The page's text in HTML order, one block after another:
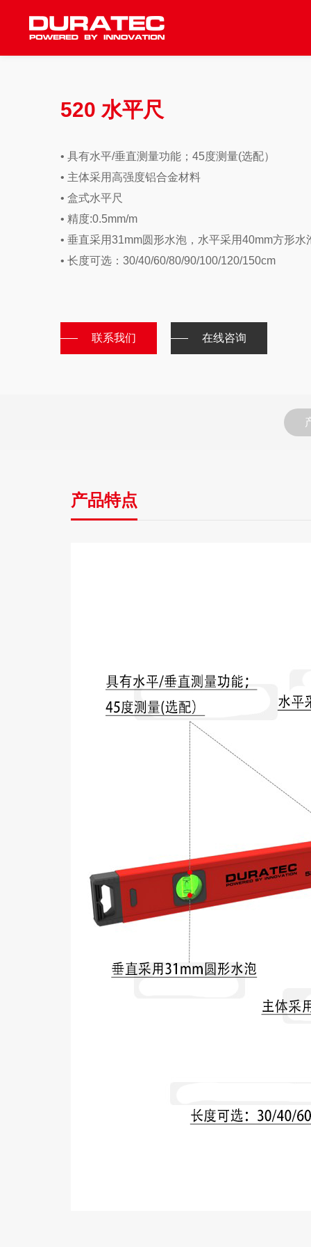
520 水平尺
• 具有水平/垂直测量功能；45度测量(选配）
• 主体采用高强度铝合金材料
• 盒式水平尺
• 精度:0.5mm/m
• 垂直采用31mm圆形水泡，水平采用40mm方形水
• 长度可选：30/40/60/80/90/100/120/150cm
联系我们 在线咨询
产品特点